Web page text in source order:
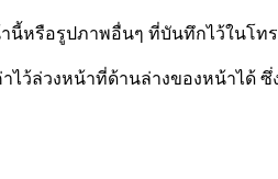
รือรูปภาพอื่นๆ ที่บันทึกไว้ในโท
ล่วงหน้าที่ด้านล่างของหน้าได้